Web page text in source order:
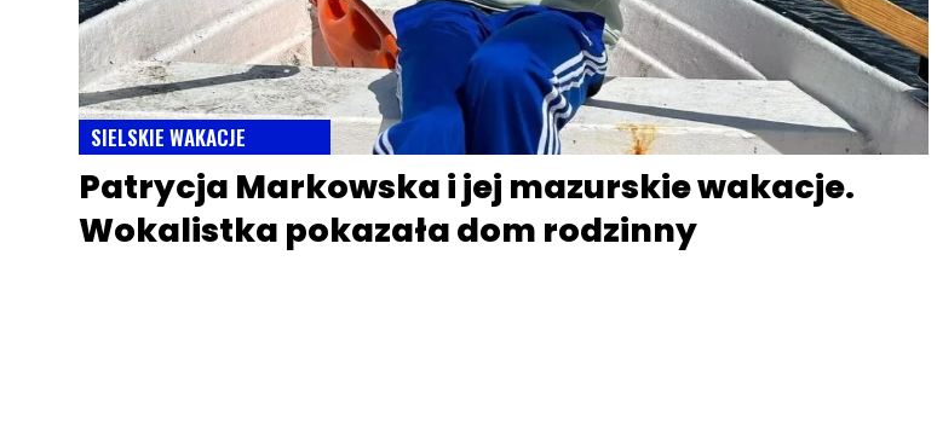
SIELSKIE WAKACJE
Patrycja Markowska i jej mazurskie wakacje.
Wokalistka pokazała dom rodzinny